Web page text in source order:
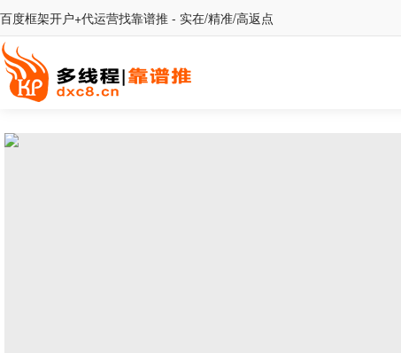
百度框架开户+代运营找靠谱推 - 实在/精准/高返点